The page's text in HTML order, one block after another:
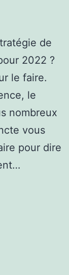
de
2022 ?
le faire.
le
nombreux
vous
pour dire